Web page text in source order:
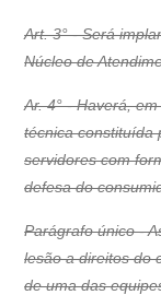
Art. 3° - Será
Núcleo de
Ar. 4° - Haverá,
técnica constituída
servidores com
defesa do
Parágrafo único -
lesão a direitos do
de uma das